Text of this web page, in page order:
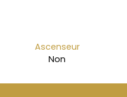
Ascenseur
Non